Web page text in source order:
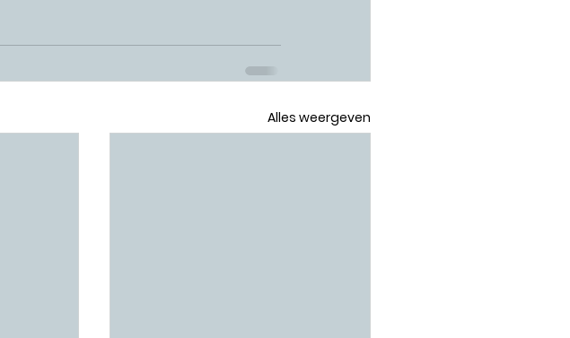
Alles weergeven